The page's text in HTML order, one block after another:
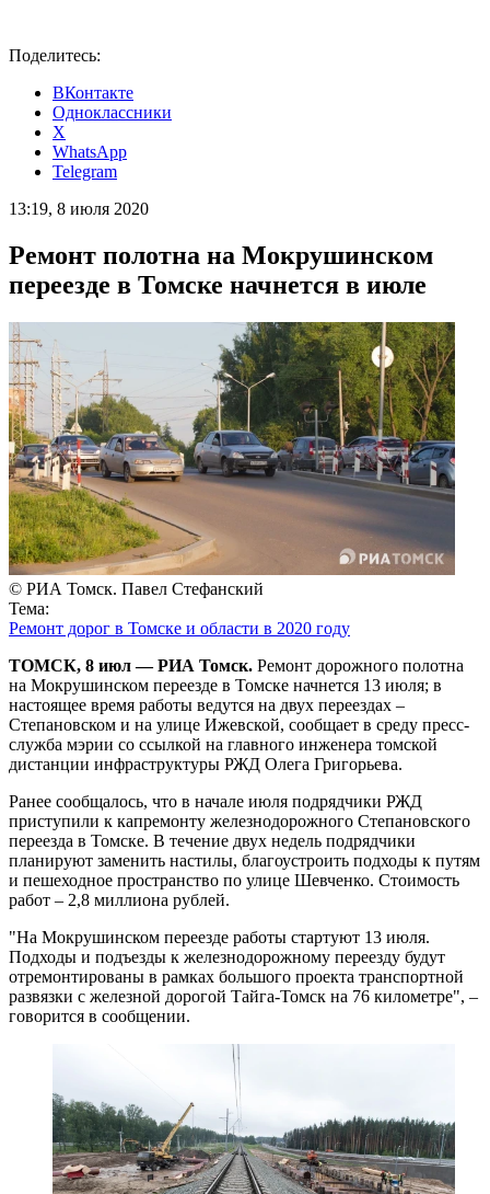
Поделитесь:
ВКонтакте
Одноклассники
X
WhatsApp
Telegram
13:19, 8 июля 2020
Ремонт полотна на Мокрушинском
переезде в Томске начнется в июле
© РИА Томск. Павел Стефанский
Тема:
Ремонт дорог в Томске и области в 2020 году
ТОМСК, 8 июл — РИА Томск. Ремонт дорожного полотна
на Мокрушинском переезде в Томске начнется 13 июля; в
настоящее время работы ведутся на двух переездах –
Степановском и на улице Ижевской, сообщает в среду пресс-
служба мэрии со ссылкой на главного инженера томской
дистанции инфраструктуры РЖД Олега Григорьева.
Ранее сообщалось, что в начале июля подрядчики РЖД
приступили к капремонту железнодорожного Степановского
переезда в Томске. В течение двух недель подрядчики
планируют заменить настилы, благоустроить подходы к путям
и пешеходное пространство по улице Шевченко. Стоимость
работ – 2,8 миллиона рублей.
"На Мокрушинском переезде работы стартуют 13 июля.
Подходы и подъезды к железнодорожному переезду будут
отремонтированы в рамках большого проекта транспортной
развязки с железной дорогой Тайга-Томск на 76 километре", –
говорится в сообщении.